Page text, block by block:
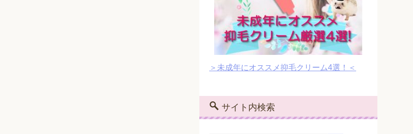
＞未成年にオススメ抑毛クリーム4選！＜
サイト内検索